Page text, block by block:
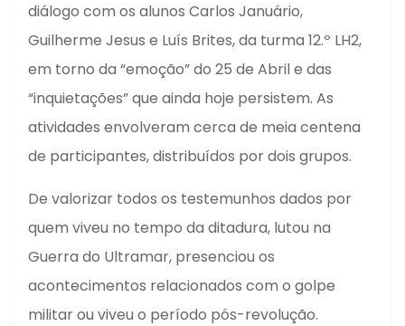
diálogo com os alunos Carlos Januário,
Guilherme Jesus e Luís Brites, da turma 12.º LH2,
em torno da “emoção” do 25 de Abril e das
“inquietações” que ainda hoje persistem. As
atividades envolveram cerca de meia centena
de participantes, distribuídos por dois grupos.
De valorizar todos os testemunhos dados por
quem viveu no tempo da ditadura, lutou na
Guerra do Ultramar, presenciou os
acontecimentos relacionados com o golpe
militar ou viveu o período pós-revolução.